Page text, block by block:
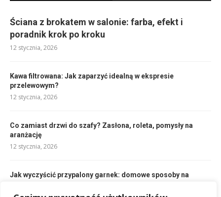
Ściana z brokatem w salonie: farba, efekt i
poradnik krok po kroku
12 stycznia, 2026
Kawa filtrowana: Jak zaparzyć idealną w ekspresie
przelewowym?
12 stycznia, 2026
Co zamiast drzwi do szafy? Zasłona, roleta, pomysły na
aranżację
12 stycznia, 2026
Jak wyczyścić przypalony garnek: domowe sposoby na